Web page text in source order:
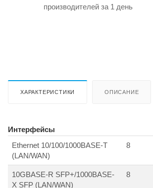
производителей за 1 день
ХАРАКТЕРИСТИКИ ОПИСАНИЕ
Интерфейсы
Ethernet 10/100/1000BASE-T
(LAN/WAN)
8
10GBASE-R SFP+/1000BASE-
X SFP (LAN/WAN)
8